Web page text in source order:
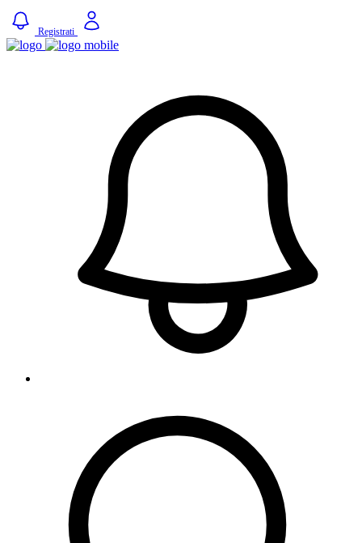
Registrati